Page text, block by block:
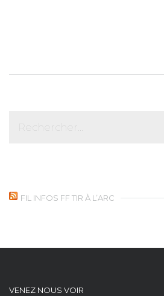
FIL INFOS FF TIR À L’ARC
VENEZ NOUS VOIR